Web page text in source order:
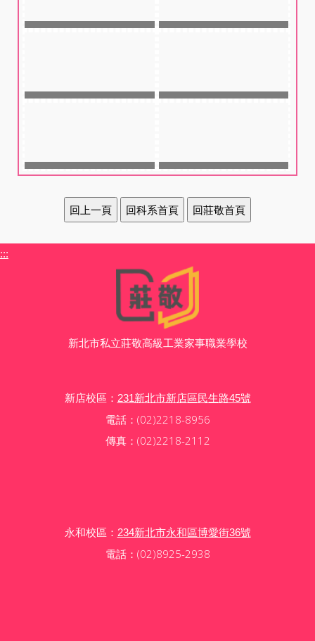
:::
新北市私立莊敬高級工業家事職業學校
新店校區： 231新北市新店區民生路45號
電話：(02)2218-8956
傳真：(02)2218-2112
永和校區： 234新北市永和區博愛街36號
電話：(02)8925-2938